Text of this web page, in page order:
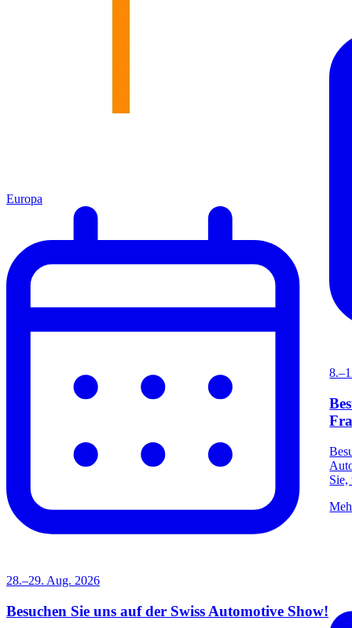
Europa
28.–29. Aug. 2026
Besuchen Sie uns auf der Swiss Automotive Show!
Sie,